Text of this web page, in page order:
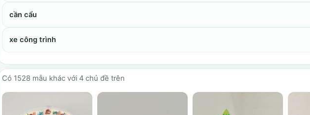
cần cẩu
xe công trình
Có 1528 mẫu khác với 4 chủ đề trên